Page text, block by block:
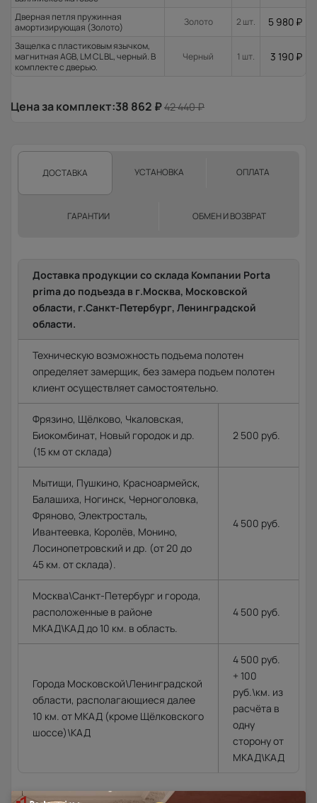
Дверная петля пружинная
амортизирующая (Золото)
Золото 2 шт. 5 980 ₽
Защелка с пластиковым язычком,
магнитная AGB, LM CL BL, черный. В
комплекте с дверью.
Черный 1 шт. 3 190 ₽
Цена за комплект:38 862 ₽42 440₽
ДОСТАВКА УСТАНОВКА ОПЛАТА
ГАРАНТИИ ОБМЕН И ВОЗВРАТ
Доставка продукции со склада Компании Porta
prima до подъезда в г.Москва, Московской
области, г.Санкт-Петербург, Ленинградской
области.
Техническую возможность подъема полотен
определяет замерщик, без замера подъем полотен
клиент осуществляет самостоятельно.
Фрязино, Щёлково, Чкаловская,
Биокомбинат, Новый городок и др.
(15 км от склада)
2 500 руб.
Мытищи, Пушкино, Красноармейск,
Балашиха, Ногинск, Черноголовка,
Фряново, Электросталь,
Ивантеевка, Королёв, Монино,
Лосинопетровский и др. (от 20 до
45 км. от склада).
4 500 руб.
Москва\Санкт-Петербург и города,
расположенные в районе
МКАД\КАД до 10 км. в область.
4 500 руб.
Города Московской\Ленинградской
области, располагающиеся далее
10 км. от МКАД (кроме Щёлковского
шоссе)\КАД
4 500 руб.
+ 100
руб.\км. из
расчёта в
одну
сторону от
МКАД\КАД
Доставка в регионы осуществляется по тарифам нашего